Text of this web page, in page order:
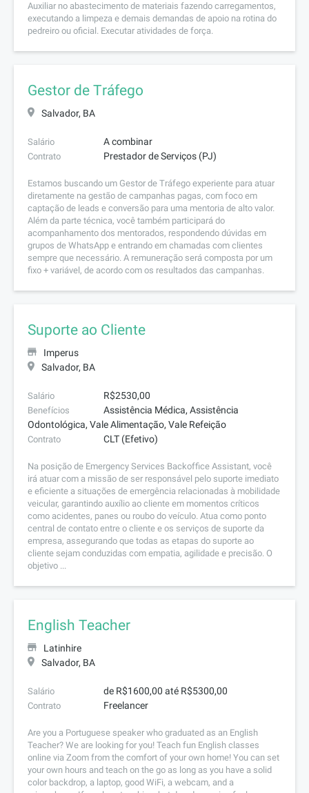
Auxiliar no abastecimento de materiais fazendo carregamentos,
executando a limpeza e demais demandas de apoio na rotina do
pedreiro ou oficial. Executar atividades de força.
Gestor de Tráfego
Salvador, BA
Salário A combinar
Contrato Prestador de Serviços (PJ)
Estamos buscando um Gestor de Tráfego experiente para atuar
diretamente na gestão de campanhas pagas, com foco em
captação de leads e conversão para uma mentoria de alto valor.
Além da parte técnica, você também participará do
acompanhamento dos mentorados, respondendo dúvidas em
grupos de WhatsApp e entrando em chamadas com clientes
sempre que necessário. A remuneração será composta por um
fixo + variável, de acordo com os resultados das campanhas.
Suporte ao Cliente
Imperus
Salvador, BA
Salário R$2530,00
Benefícios
Assistência Médica, Assistência
Odontológica, Vale Alimentação, Vale Refeição
Contrato CLT (Efetivo)
Na posição de Emergency Services Backoffice Assistant, você
irá atuar com a missão de ser responsável pelo suporte imediato
e eficiente a situações de emergência relacionadas à mobilidade
veicular, garantindo auxílio ao cliente em momentos críticos
como acidentes, panes ou roubo do veículo. Atua como ponto
central de contato entre o cliente e os serviços de suporte da
empresa, assegurando que todas as etapas do suporte ao
cliente sejam conduzidas com empatia, agilidade e precisão. O
objetivo ...
English Teacher
Latinhire
Salvador, BA
Salário de R$1600,00 até R$5300,00
Contrato Freelancer
Are you a Portuguese speaker who graduated as an English
Teacher? We are looking for you! Teach fun English classes
online via Zoom from the comfort of your own home! You can set
your own hours and teach on the go as long as you have a solid
color backdrop, a laptop, good WiFi, a webcam, and a